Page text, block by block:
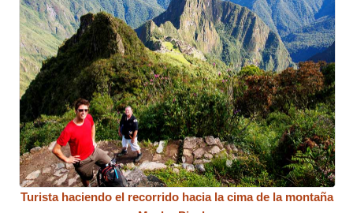
Turista haciendo el recorrido hacia la cima de la montaña